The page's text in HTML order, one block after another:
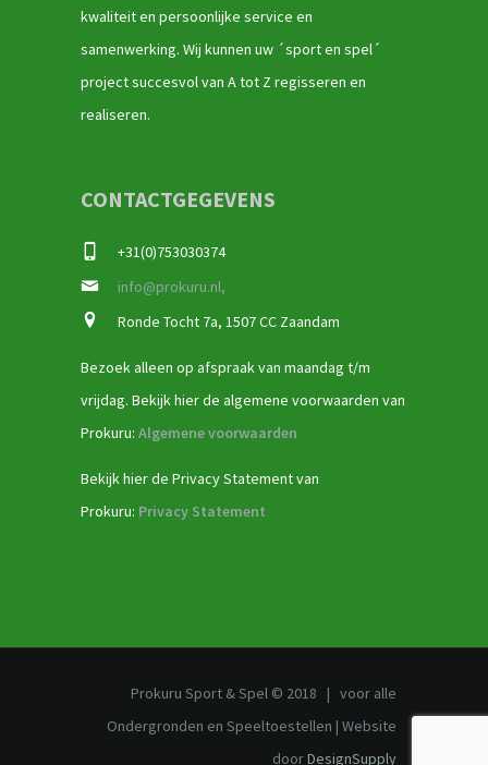
kwaliteit en persoonlijke service en
samenwerking. Wij kunnen uw ´sport en spel´
project succesvol van A tot Z regisseren en
realiseren.
CONTACTGEGEVENS
+31(0)753030374
info@prokuru.nl,
Ronde Tocht 7a, 1507 CC Zaandam
Bezoek alleen op afspraak van maandag t/m
vrijdag. Bekijk hier de algemene voorwaarden van
Prokuru: Algemene voorwaarden
Bekijk hier de Privacy Statement van
Prokuru: Privacy Statement
Prokuru Sport & Spel © 2018 | voor alle
Ondergronden en Speeltoestellen | Website
doorDesignSupply